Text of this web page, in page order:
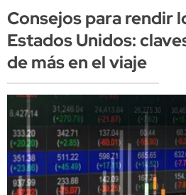
Consejos para rendir
Estados Unidos:
de más en el viaje